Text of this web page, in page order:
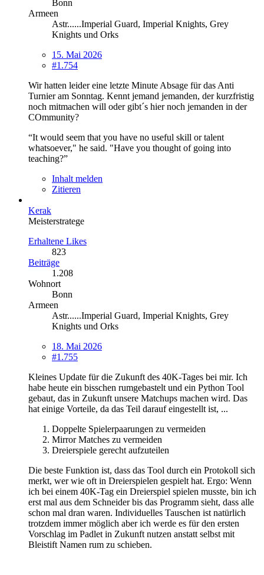
Bonn
Armeen
Astr......Imperial Guard, Imperial Knights, Grey
Knights und Orks
15. Mai 2026
#1.754
Wir hatten leider eine letzte Minute Absage für das Anti
Turnier am Sonntag. Kennt jemand jemanden, der kurzfristig
noch mitmachen will oder gibt´s hier noch jemanden in der
COmmunity?
“It would seem that you have no useful skill or talent
whatsoever," he said. "Have you thought of going into
teaching?”
Inhalt melden
Zitieren
Kerak
Meisterstratege
Erhaltene Likes
823
Beiträge
1.208
Wohnort
Bonn
Armeen
Astr......Imperial Guard, Imperial Knights, Grey
Knights und Orks
18. Mai 2026
#1.755
Kleines Update für die Zukunft des 40K-Tages bei mir. Ich
habe heute ein bisschen rumgebastelt und ein Python Tool
gebaut, das in Zukunft unsere Matchups machen wird. Das
hat einige Vorteile, da das Teil darauf eingestellt ist, ...
Doppelte Spielerpaarungen zu vermeiden
Mirror Matches zu vermeiden
Dreierspiele gerecht aufzuteilen
Die beste Funktion ist, dass das Tool durch ein Protokoll sich
merkt, wer wie oft in Dreierspielen gespielt hat. Ergo: Wenn
ich bei einem 40K-Tag ein Dreierspiel spielen musste, bin ich
erst mal aus dem Schneider bis das Programm sieht, dass alle
schon mal dran waren. Individuelles Tauschen ist natürlich
trotzdem immer möglich aber ich werde es für den ersten
Vorschlag im Padlet in Zukunft nutzen anstatt selbst mit
Bleistift Namen rum zu schieben.